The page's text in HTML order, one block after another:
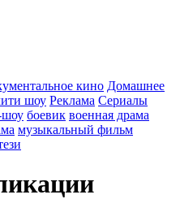
кино Домашнее
шоу Реклама Сериалы
шоу боевик военная драма
музыкальный фильм